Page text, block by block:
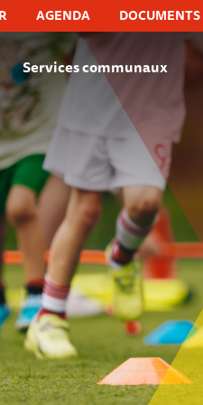
AGENDA DOCUMENTS
Services communaux